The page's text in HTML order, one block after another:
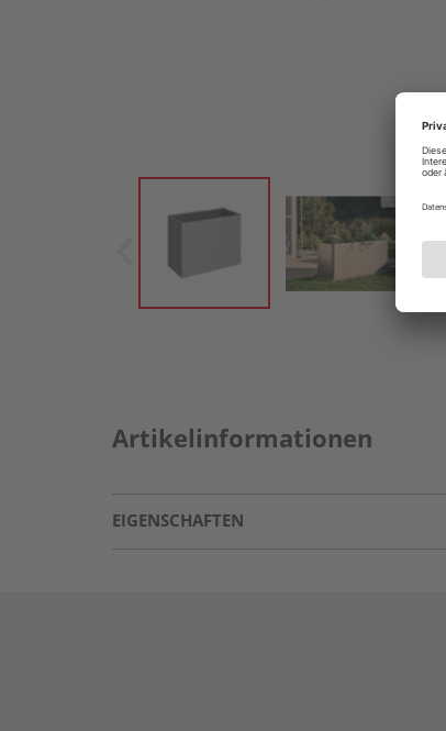
Artikelinformationen
EIGENSCHAFTEN